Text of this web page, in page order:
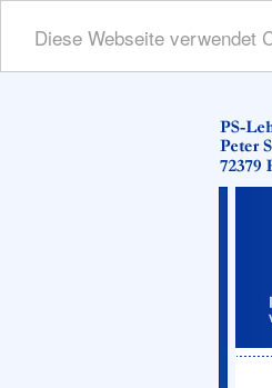
Diese Webseite verwendet